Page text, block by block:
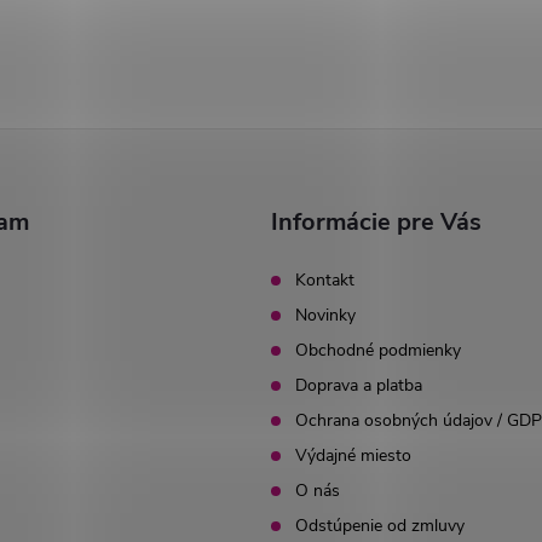
Informácie pre Vás
Kontakt
Novinky
Obchodné podmienky
Doprava a platba
Ochrana osobných údajov /
Výdajné miesto
O nás
Odstúpenie od zmluvy